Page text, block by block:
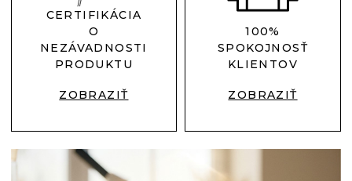
CERTIFIKÁCIA
O
NEZÁVADNOSTI
PRODUKTU
ZOBRAZIŤ
100%
SPOKOJNOSŤ
KLIENTOV
ZOBRAZIŤ